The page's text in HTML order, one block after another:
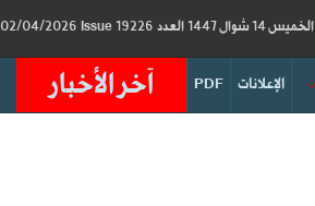
الخميس 14 شوال 1447 العدد 19226 02/04/2026 Issue
آخر الأخبار PDF الإعلانات